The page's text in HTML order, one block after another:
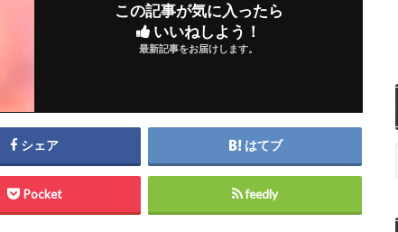
この記事が気に入ったら
いいねしよう！
最新記事をお届けします。
シェア はてブ
Pocket feedly